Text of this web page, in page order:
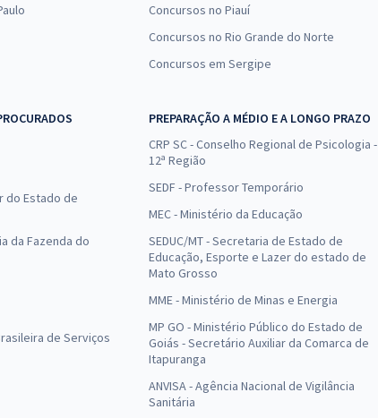
Concursos no Piauí
Concursos no Rio Grande do Norte
Concursos em Sergipe
do Estado de
da Fazenda do
de Serviços
PREPARAÇÃO A MÉDIO E A LONGO PRAZO
CRP SC - Conselho Regional de Psicologia -
12ª Região
SEDF - Professor Temporário
MEC - Ministério da Educação
SEDUC/MT - Secretaria de Estado de
Educação, Esporte e Lazer do estado de
Mato Grosso
MME - Ministério de Minas e Energia
MP GO - Ministério Público do Estado de
Goiás - Secretário Auxiliar da Comarca de
Itapuranga
ANVISA - Agência Nacional de Vigilância
Sanitária